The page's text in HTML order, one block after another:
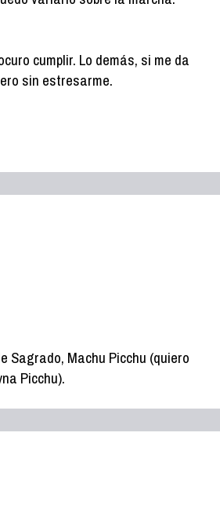
cumplir. Lo demás, si me da
sin estresarme.
Sagrado, Machu Picchu (quiero
Picchu).